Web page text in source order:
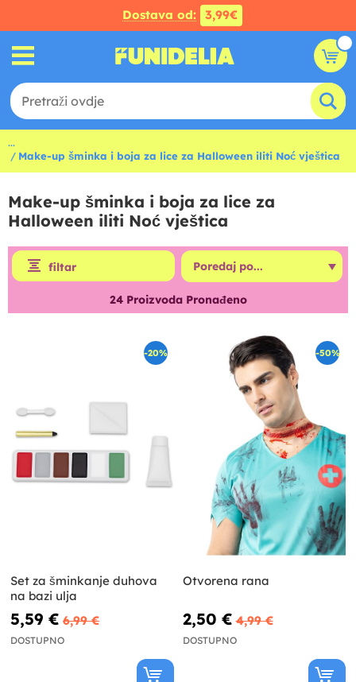
Dostava od: 3,99€
...
Make-up šminka i boja za lice za Halloween iliti Noć vještica
Make-up šminka i boja za lice za
Halloween iliti Noć vještica
filtar
24Proizvoda Pronađeno
-20%
Set za šminkanje duhova
na bazi ulja
5,59 € 6,99 €
DOSTUPNO
-50%
Otvorena rana
2,50 € 4,99 €
DOSTUPNO